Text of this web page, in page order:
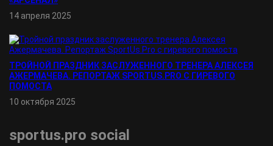
14 апреля 2025
ТРОЙНОЙ ПРАЗДНИК ЗАСЛУЖЕННОГО ТРЕНЕРА АЛЕКСЕЯ
АЖЕРМАЧЕВА. РЕПОРТАЖ SPORTUS.PRO С ГИРЕВОГО
ПОМОСТА
10 октября 2025
sportus.pro social